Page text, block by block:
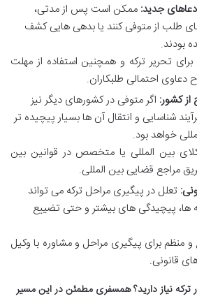
جدید: ممکن است پس از مدتی،
طلب از متوفی کنند یا بدهی هایی کشف
بودند.
تحریر ترکه و همچنین استفاده از مهلت
دعاوی احتمالی طلبکاران.
از کشور: اگر متوفی در کشورهای دیگر نیز
شناسایی و انتقال آن ها بسیار پیچیده تر
خواهد بود.
بین المللی یا متخصص در قوانین بین
مراجع قضایی بین المللی.
تعلل در پیگیری مراحل ترکه می تواند
ها، پیچیدگی های بیشتر و حتی تضییع
و منظم برای پیگیری مراحل و مشاوره با وکیل
قانونی.
نیاز دارید؟ همسفری مطمئن در این مسیر